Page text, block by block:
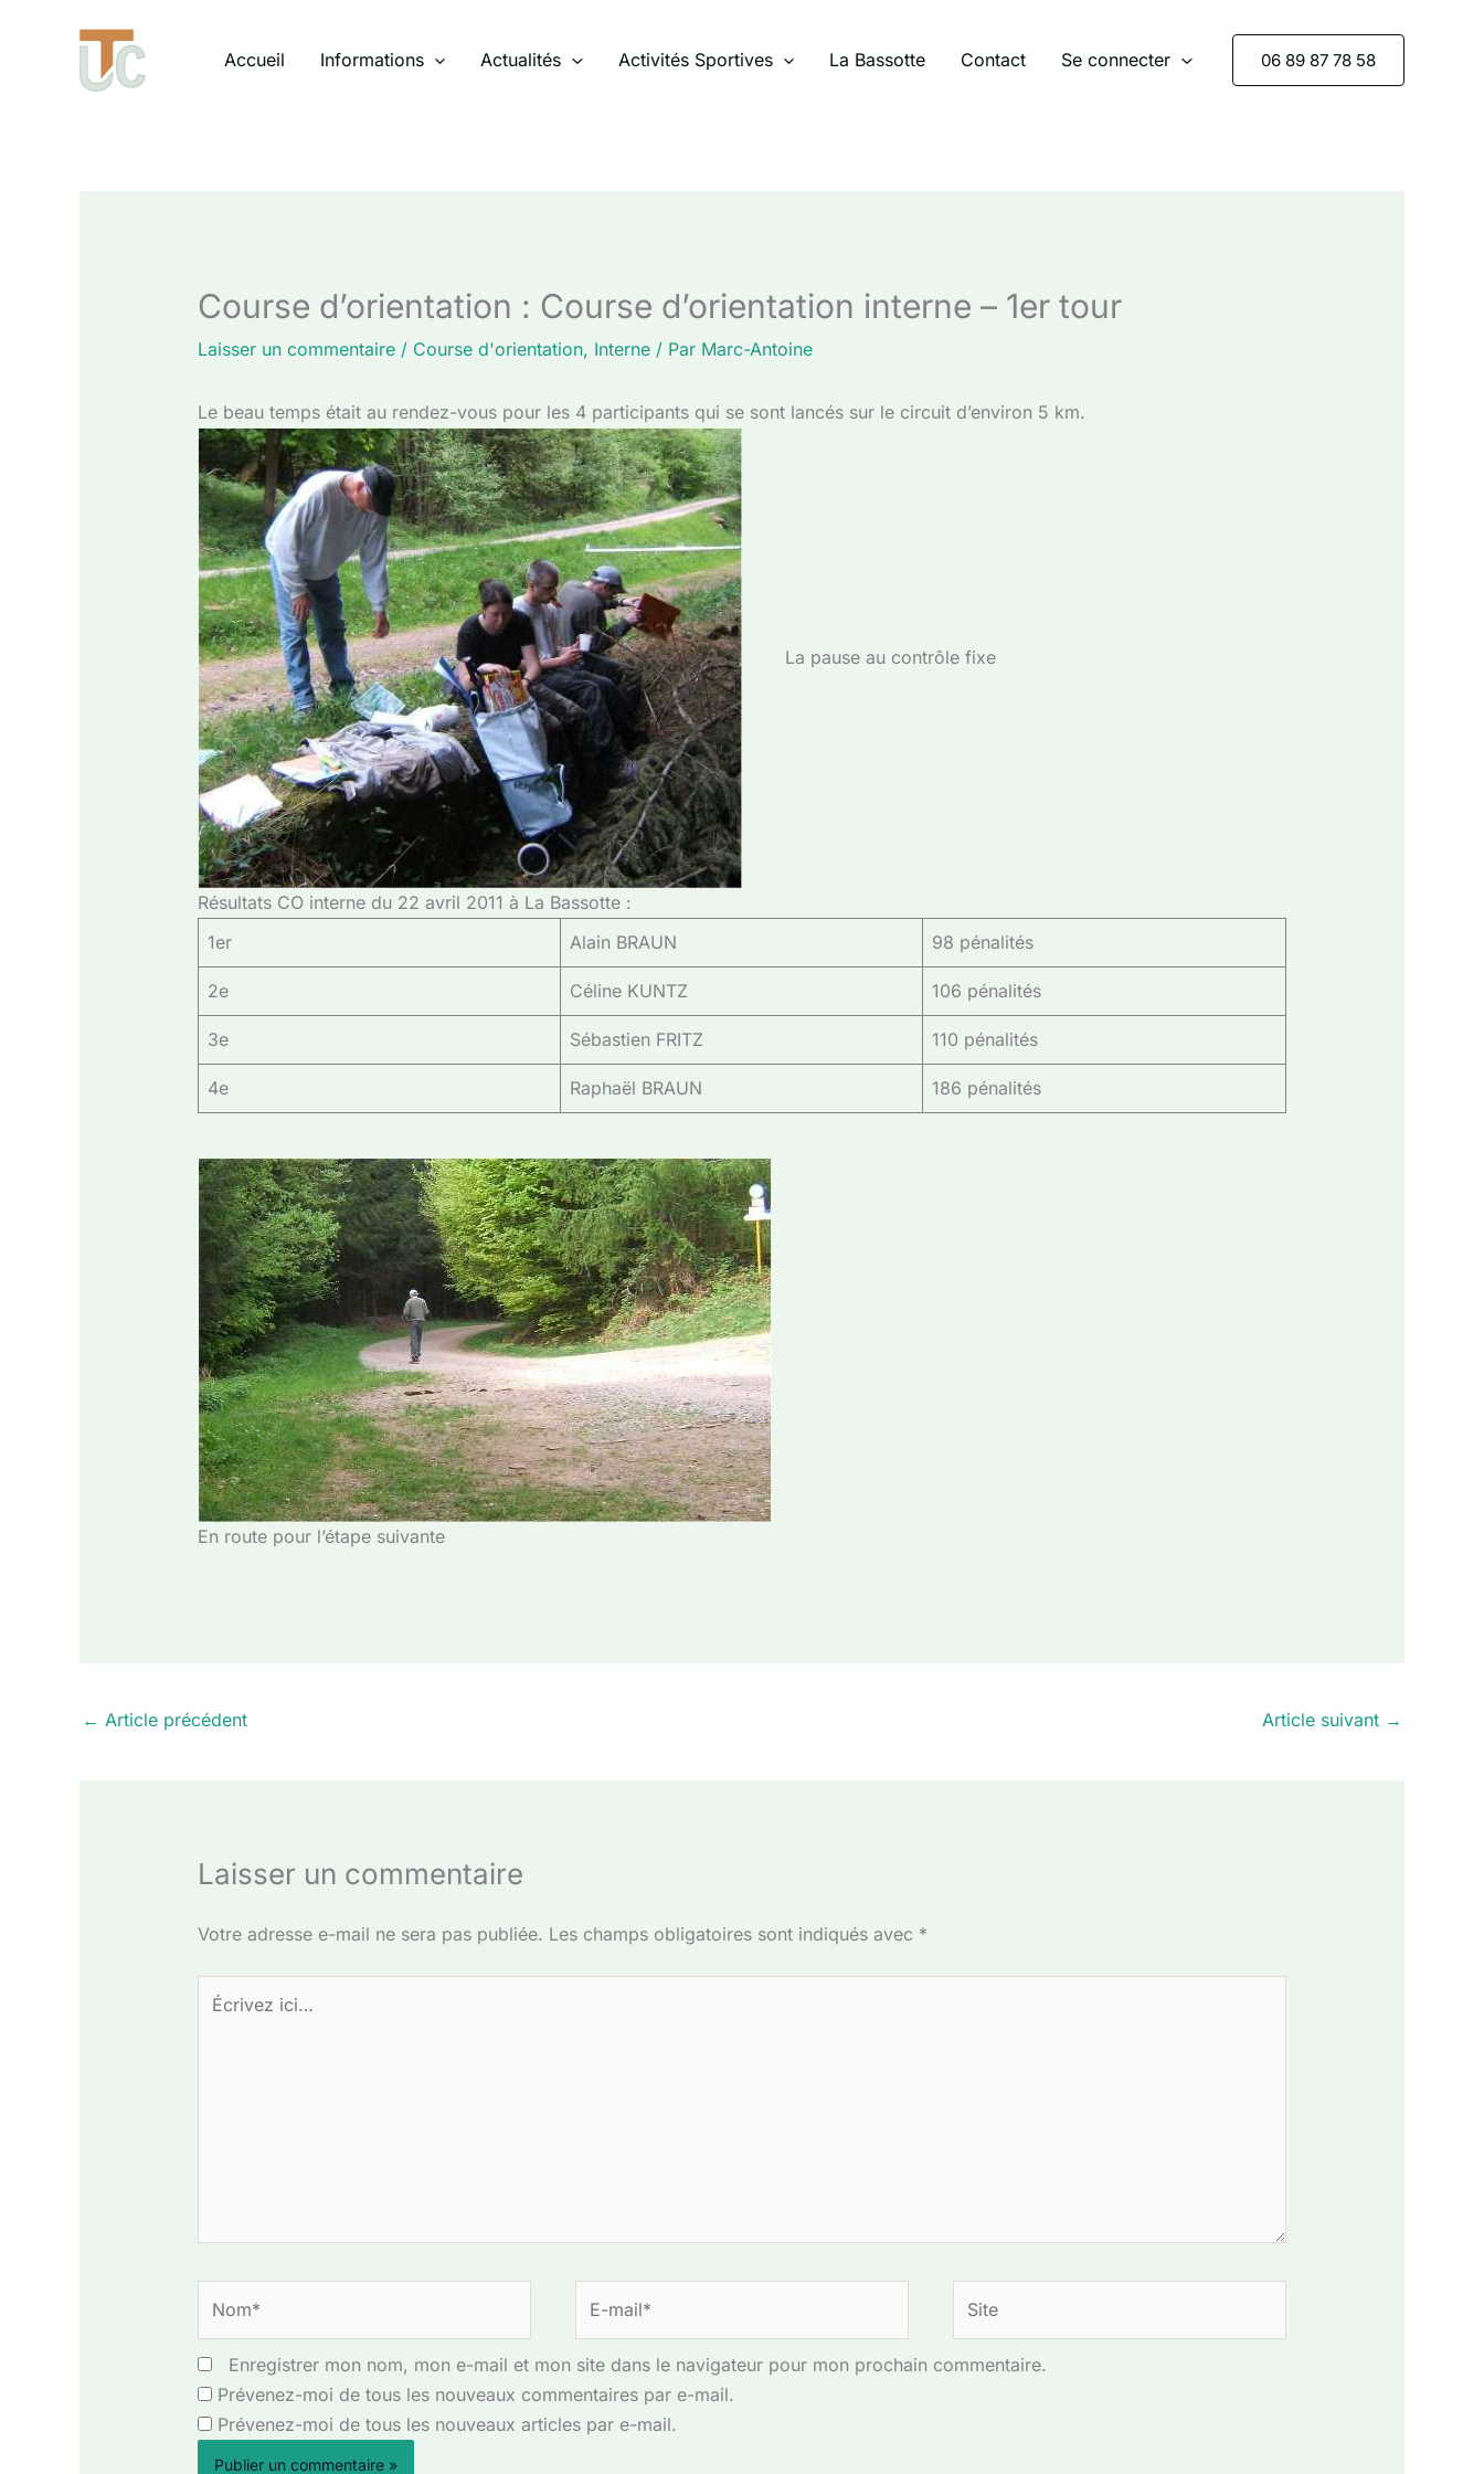
Accueil Informations Actualités Activités Sportives La Bassotte Contact Se connecter 06 89 87 78 58
Course d’orientation : Course d’orientation interne – 1er tour
Laisser un commentaire / Course d'orientation, Interne/ Par Marc-Antoine
Le beau temps était au rendez-vous pour les 4 participants qui se sont lancés sur le circuit d’environ 5 km.
La pause au contrôle fixe
Résultats CO interne du 22 avril 2011 à La Bassotte :
1er
Alain BRAUN 98 pénalités
2e Céline KUNTZ 106 pénalités
3e Sébastien FRITZ 110 pénalités
4e Raphaël BRAUN 186 pénalités
En route pour l’étape suivante
← Article précédent Article suivant →
Laisser un commentaire
Votre adresse e-mail ne sera pas publiée. Les champs obligatoires sont indiqués avec *
ici…
mail*
Enregistrer mon nom, mon e-mail et mon site dans le navigateur pour mon prochain commentaire.
Prévenez-moi de tous les nouveaux commentaires par e-mail.
Prévenez-moi de tous les nouveaux articles par e-mail.